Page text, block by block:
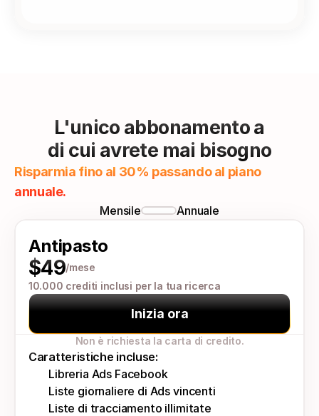
L'unico abbonamento a
di cui avrete mai bisogno
Risparmia fino al 30% passando al piano
annuale.
Mensile Annuale
Antipasto
$49/mese
10.000 crediti inclusi per la tua ricerca
Inizia ora
Non è richiesta la carta di credito.
Caratteristiche incluse:
Libreria Ads Facebook
Liste giornaliere di Ads vincenti
Liste di tracciamento illimitate